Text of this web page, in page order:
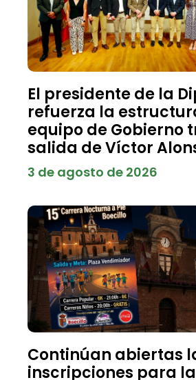
El presidente de la
refuerza la
equipo de Gobierno
salida de Víctor
3 de agosto de 2026
Continúan abiertas
inscripciones para la